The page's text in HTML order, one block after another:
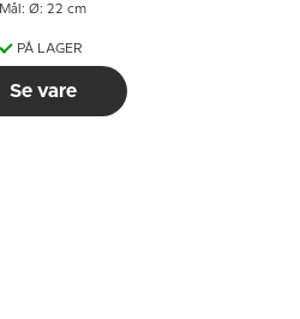
Mål: Ø: 22 cm
PÅ LAGER
Se vare